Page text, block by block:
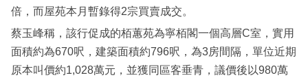
倍，而屋苑本月暫錄得2宗買賣成交。
蔡玉峰稱，該行促成的栢蕙苑為寧栢閣一個高層C室，實用
面積約為670呎，建築面積約796呎，為3房間隔，單位近期
原本叫價約1,028萬元，並獲同區客垂青，議價後以980萬